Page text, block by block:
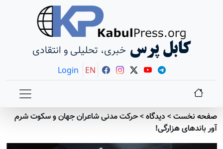
کابل پرس خبری، تحلیلی و انتقادی
Login EN
صفحه نخست> دیدگاه>حرکت مدنی شاعران جهان و سکوت شرم
آور باندهای هزارگی!